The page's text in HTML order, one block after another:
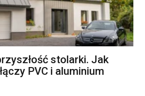
stolarki. Jak
PVC i aluminium